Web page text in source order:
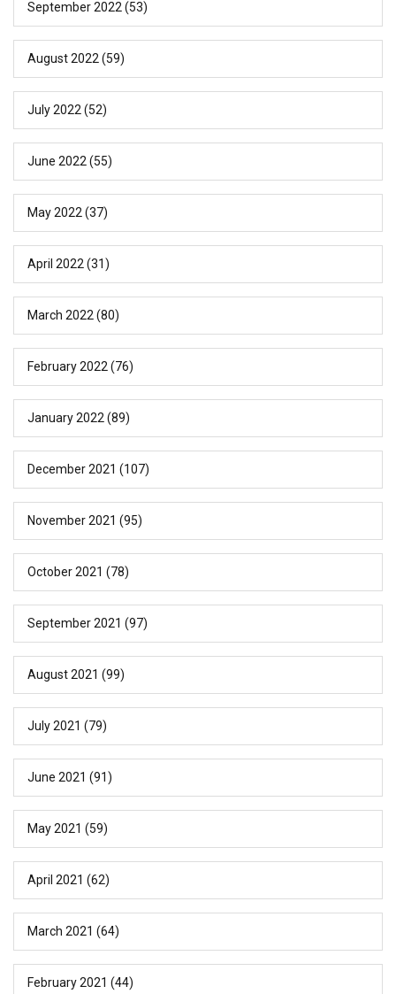
September 2022(53)
August 2022(59)
July 2022(52)
June 2022(55)
May 2022(37)
April 2022(31)
March 2022(80)
February 2022(76)
January 2022(89)
December 2021 (107)
November 2021 (95)
October 2021 (78)
September 2021 (97)
August 2021 (99)
July 2021 (79)
June 2021 (91)
May 2021 (59)
April 2021 (62)
March 2021 (64)
February 2021 (44)